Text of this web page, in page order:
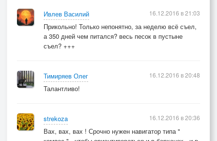
Ивлев Василий
Прикольно! Только непонятно, за неделю всё съел,
а 350 дней чем питался? весь песок в пустыне
съел? +++
16.12.2016 в 21:03
Тимиряев Олег
Талантливо!
16.12.2016 в 20:48
strekoza
Вах, вах, вах ! Срочно нужен навигатор типа "
16.12.2016 в 20:36